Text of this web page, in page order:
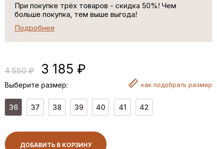
При покупке трёх товаров - скидка 50%! Чем
больше покупка, тем выше выгода!
Подробнее
4 550 ₽ 3 185 ₽
Выберите размер: как подобрать размер
36 37 38 39 40 41 42
ДОБАВИТЬ В КОРЗИНУ